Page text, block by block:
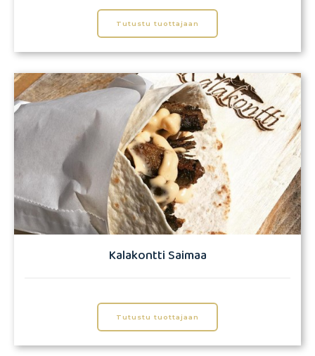
Tutustu tuottajaan
Kalakontti Saimaa
Tutustu tuottajaan